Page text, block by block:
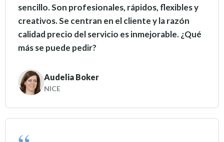
sencillo. Son profesionales, rápidos, flexibles y
creativos. Se centran en el cliente y la razón
calidad precio del servicio es inmejorable. ¿Qué
más se puede pedir?
Audelia Boker
NICE